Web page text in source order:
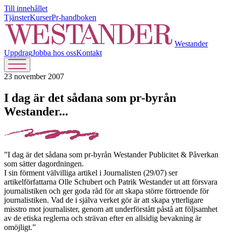
Till innehållet
TjänsterKurserPr-handboken
Westander
UppdragJobba hos ossKontakt
23 november 2007
I dag är det sådana som pr-byrån
Westander...
”I dag är det sådana som pr-byrån Westander Publicitet & Påverkan
som sätter dagordningen.
I sin förment välvilliga artikel i Journalisten (29/07) ser
artikelförfattarna Olle Schubert och Patrik Westander ut att försvara
journalistiken och ger goda råd för att skapa större förtroende för
journalistiken. Vad de i själva verket gör är att skapa ytterligare
misstro mot journalister, genom att underförstått påstå att följsamhet
av de etiska reglerna och strävan efter en allsidig bevakning är
omöjligt.”